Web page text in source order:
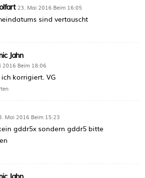
23. Mai 2016 Beim 16:05
sind vertauscht
Jahn
2016 Beim 18:06
korrigiert. VG
Mai 2016 Beim 15:23
gddr5x sondern gddr5 bitte
Jahn